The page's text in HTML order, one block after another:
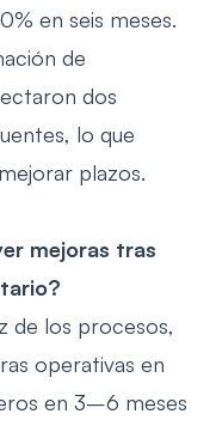
en seis meses.
de
dos
lo que
plazos.
mejoras tras
de los procesos,
operativas en
en 3–6 meses